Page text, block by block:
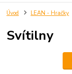
Úvod LEAN - Hračky
Svítilny